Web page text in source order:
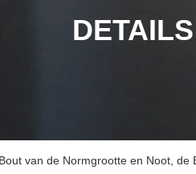
van de Normgrootte en Noot, de